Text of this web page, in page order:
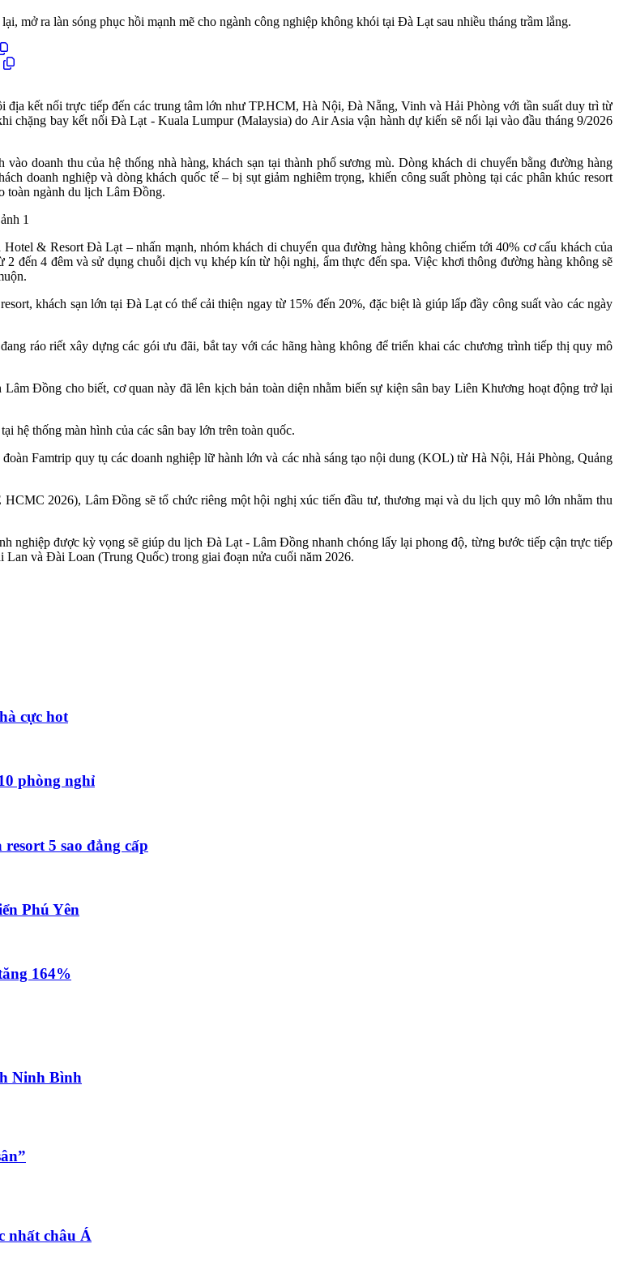
mở ra làn sóng phục hồi mạnh mẽ cho ngành công nghiệp không khói tại Đà Lạt sau nhiều tháng trầm lắng.
kết nối trực tiếp đến các trung tâm lớn như TP.HCM, Hà Nội, Đà Nẵng, Vinh và Hải Phòng với tần suất duy trì từ
chặng bay kết nối Đà Lạt - Kuala Lumpur (Malaysia) do Air Asia vận hành dự kiến sẽ nối lại vào đầu tháng 9/2026
doanh thu của hệ thống nhà hàng, khách sạn tại thành phố sương mù. Dòng khách di chuyển bằng đường hàng
doanh nghiệp và dòng khách quốc tế – bị sụt giảm nghiêm trọng, khiến công suất phòng tại các phân khúc resort
toàn ngành du lịch Lâm Đồng.
& Resort Đà Lạt – nhấn mạnh, nhóm khách di chuyển qua đường hàng không chiếm tới 40% cơ cấu khách của
4 đêm và sử dụng chuỗi dịch vụ khép kín từ hội nghị, ẩm thực đến spa. Việc khơi thông đường hàng không sẽ
khách sạn lớn tại Đà Lạt có thể cải thiện ngay từ 15% đến 20%, đặc biệt là giúp lấp đầy công suất vào các ngày
ráo riết xây dựng các gói ưu đãi, bắt tay với các hãng hàng không để triển khai các chương trình tiếp thị quy mô
Đồng cho biết, cơ quan này đã lên kịch bản toàn diện nhằm biến sự kiện sân bay Liên Khương hoạt động trở lại
hệ thống màn hình của các sân bay lớn trên toàn quốc.
Famtrip quy tụ các doanh nghiệp lữ hành lớn và các nhà sáng tạo nội dung (KOL) từ Hà Nội, Hải Phòng, Quảng
2026), Lâm Đồng sẽ tổ chức riêng một hội nghị xúc tiến đầu tư, thương mại và du lịch quy mô lớn nhằm thu
nghiệp được kỳ vọng sẽ giúp du lịch Đà Lạt - Lâm Đồng nhanh chóng lấy lại phong độ, từng bước tiếp cận trực tiếp
và Đài Loan (Trung Quốc) trong giai đoạn nửa cuối năm 2026.
cực hot
phòng nghỉ
5 sao đẳng cấp
Phú Yên
164%
Ninh Bình
nhất châu Á